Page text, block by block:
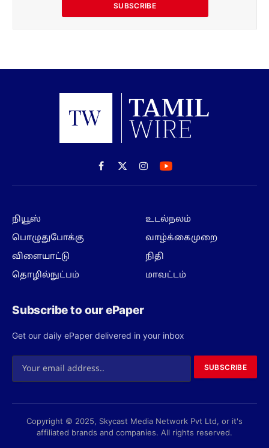
SUBSCRIBE
Facebook
X
(Twitter)
Instagram
நியூஸ்
பொழுதுபோக்கு
விளையாட்டு
தொழில்நுட்பம்
உடல்நலம்
வாழ்க்கைமுறை
நிதி
மாவட்டம்
Subscribe to our ePaper
Get our daily ePaper delivered in your inbox
SUBSCRIBE
Copyright © 2025, Skycast Media Network Pvt Ltd, or it's
affiliated brands and companies. All rights reserved.